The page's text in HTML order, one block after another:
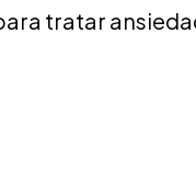
tratar